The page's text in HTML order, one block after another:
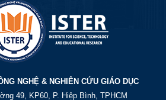
NGHỆ & NGHIÊN CỨU GIÁO DỤC
49, KP60, P. Hiệp Bình, TPHCM